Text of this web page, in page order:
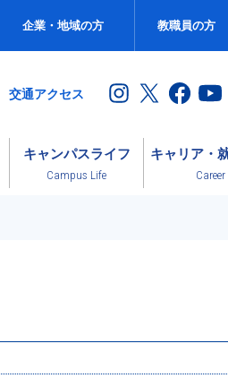
企業・地域の方 教職員の方
交通アクセス
キャンパスライフ
Campus Life
キャリア・
Career